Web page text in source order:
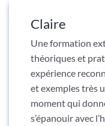
Claire
Une formation
théoriques et
expérience
et exemples très
moment qui
s’épanouir avec